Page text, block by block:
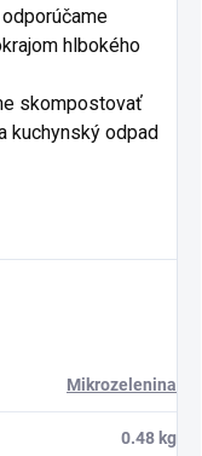
me
hlbokého
skompostovať
kuchynský odpad
Mikrozelenina
0.48 kg